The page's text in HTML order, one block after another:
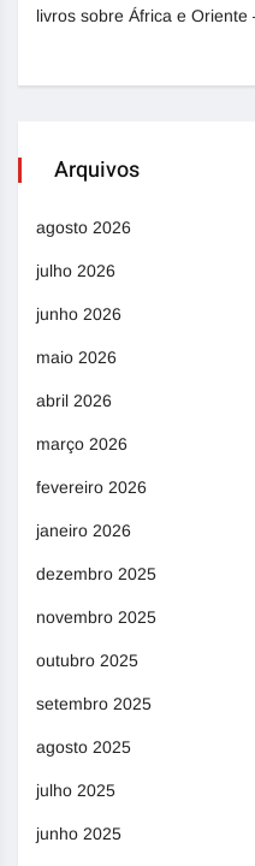
livros sobre África e Oriente
Arquivos
agosto 2026
julho 2026
junho 2026
maio 2026
abril 2026
março 2026
fevereiro 2026
janeiro 2026
dezembro 2025
novembro 2025
outubro 2025
setembro 2025
agosto 2025
julho 2025
junho 2025